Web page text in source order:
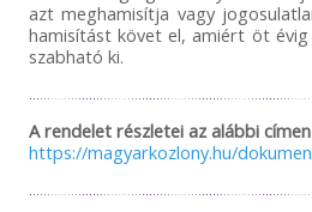
azt meghamisítja vagy
hamisítást követ el, amiért öt
szabható ki.
A rendelet részletei az alábbi
https://magyarkozlony.hu/